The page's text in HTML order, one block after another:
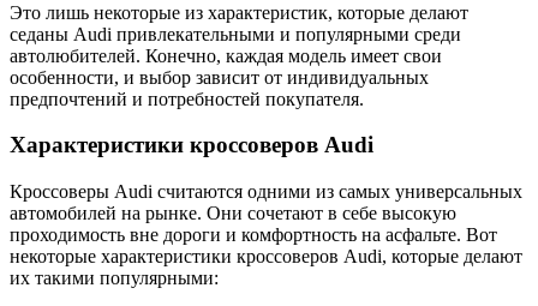
Это лишь некоторые из характеристик, которые делают
седаны Audi привлекательными и популярными среди
автолюбителей. Конечно, каждая модель имеет свои
особенности, и выбор зависит от индивидуальных
предпочтений и потребностей покупателя.
Характеристики кроссоверов Audi
Кроссоверы Audi считаются одними из самых универсальных
автомобилей на рынке. Они сочетают в себе высокую
проходимость вне дороги и комфортность на асфальте. Вот
некоторые характеристики кроссоверов Audi, которые делают
их такими популярными: